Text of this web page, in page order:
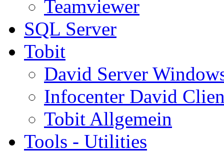
Teamviewer
SQL Server
Tobit
David Server
Infocenter David
Tobit Allgemein
Tools - Utilities